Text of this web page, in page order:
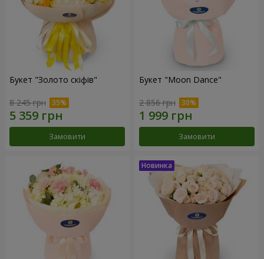
Букет "Золото скіфів"
8 245 грн
Замовити
Букет "Moon Dance"
2 856 грн
Замовити